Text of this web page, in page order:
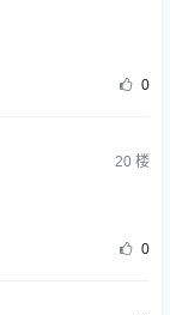
0
20楼
0